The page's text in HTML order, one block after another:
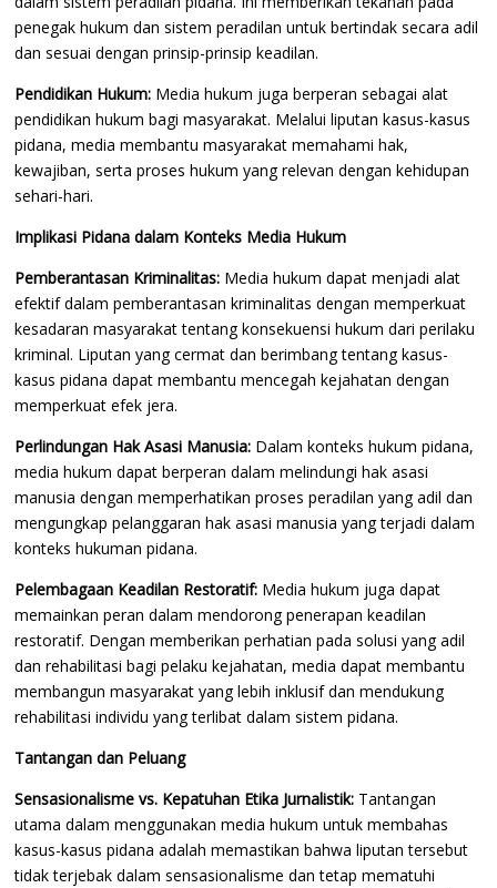
penegak hukum dan sistem peradilan untuk bertindak secara adil
dan sesuai dengan prinsip-prinsip keadilan.
Pendidikan Hukum: Media hukum juga berperan sebagai alat
pendidikan hukum bagi masyarakat. Melalui liputan kasus-kasus
pidana, media membantu masyarakat memahami hak,
kewajiban, serta proses hukum yang relevan dengan kehidupan
sehari-hari.
Implikasi Pidana dalam Konteks Media Hukum
Pemberantasan Kriminalitas: Media hukum dapat menjadi alat
efektif dalam pemberantasan kriminalitas dengan memperkuat
kesadaran masyarakat tentang konsekuensi hukum dari perilaku
kriminal. Liputan yang cermat dan berimbang tentang kasus-
kasus pidana dapat membantu mencegah kejahatan dengan
memperkuat efek jera.
Perlindungan Hak Asasi Manusia: Dalam konteks hukum pidana,
media hukum dapat berperan dalam melindungi hak asasi
manusia dengan memperhatikan proses peradilan yang adil dan
mengungkap pelanggaran hak asasi manusia yang terjadi dalam
konteks hukuman pidana.
Pelembagaan Keadilan Restoratif: Media hukum juga dapat
memainkan peran dalam mendorong penerapan keadilan
restoratif. Dengan memberikan perhatian pada solusi yang adil
dan rehabilitasi bagi pelaku kejahatan, media dapat membantu
membangun masyarakat yang lebih inklusif dan mendukung
rehabilitasi individu yang terlibat dalam sistem pidana.
Tantangan dan Peluang
Sensasionalisme vs. Kepatuhan Etika Jurnalistik: Tantangan
utama dalam menggunakan media hukum untuk membahas
kasus-kasus pidana adalah memastikan bahwa liputan tersebut
tidak terjebak dalam sensasionalisme dan tetap mematuhi